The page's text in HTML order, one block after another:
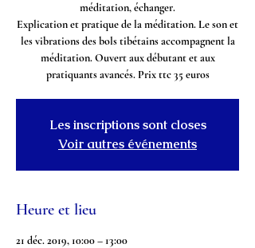
méditation, échanger.
Explication et pratique de la méditation. Le son et
les vibrations des bols tibétains accompagnent la
méditation. Ouvert aux débutant et aux
pratiquants avancés. Prix ttc 35 euros
Les inscriptions sont closes
Voir autres événements
Heure et lieu
21 déc. 2019, 10:00 – 13:00